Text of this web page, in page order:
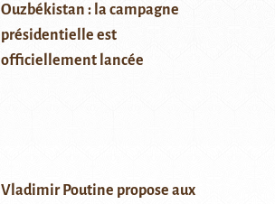
Ouzbékistan : la campagne
présidentielle est
officiellement lancée
Vladimir Poutine propose aux